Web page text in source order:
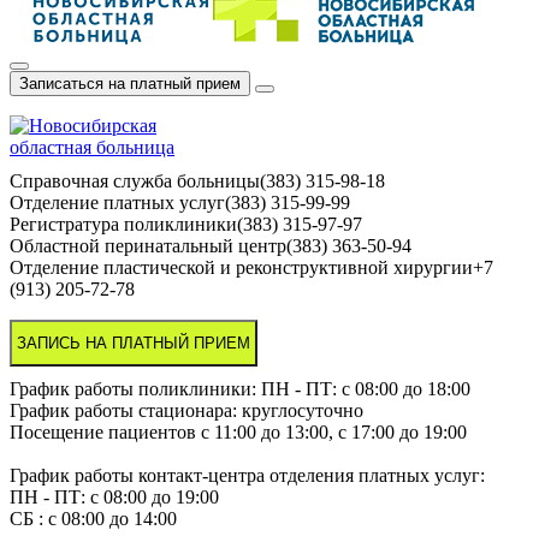
Записаться на платный прием
Справочная служба больницы(383) 315-98-18
Отделение платных услуг(383) 315-99-99
Регистратура поликлиники(383) 315-97-97
Областной перинатальный центр(383) 363-50-94
Отделение пластической и реконструктивной хирургии+7
(913) 205-72-78
ЗАПИСЬ НА ПЛАТНЫЙ ПРИЕМ
График работы поликлиники: ПН - ПТ: с 08:00 до 18:00
График работы стационара: круглосуточно
Посещение пациентов с 11:00 до 13:00, с 17:00 до 19:00
График работы контакт-центра отделения платных услуг:
ПН - ПТ: с 08:00 до 19:00
СБ : с 08:00 до 14:00